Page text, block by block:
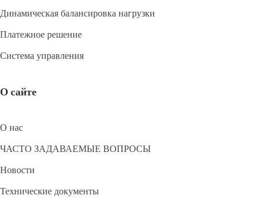
Динамическая балансировка нагрузки
Платежное решение
Система управления
О сайте
О нас
ЧАСТО ЗАДАВАЕМЫЕ ВОПРОСЫ
Новости
Технические документы